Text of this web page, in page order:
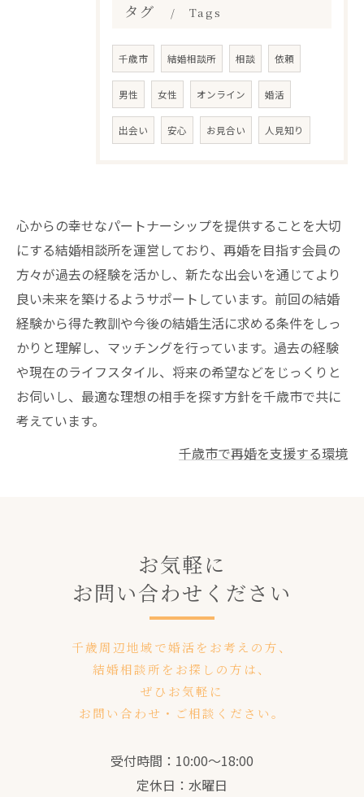
タグ Tags
千歳市 結婚相談所 相談 依頼
男性 女性 オンライン 婚活
出会い 安心 お見合い 人見知り
心からの幸せなパートナーシップを提供することを大切
にする結婚相談所を運営しており、再婚を目指す会員の
方々が過去の経験を活かし、新たな出会いを通じてより
良い未来を築けるようサポートしています。前回の結婚
経験から得た教訓や今後の結婚生活に求める条件をしっ
かりと理解し、マッチングを行っています。過去の経験
や現在のライフスタイル、将来の希望などをじっくりと
お伺いし、最適な理想の相手を探す方針を千歳市で共に
考えています。
千歳市で再婚を支援する環境
お気軽に
お問い合わせください
千歳周辺地域で婚活をお考えの方、
結婚相談所をお探しの方は、
ぜひお気軽に
お問い合わせ・ご相談ください。
受付時間：10:00～18:00
定休日：水曜日